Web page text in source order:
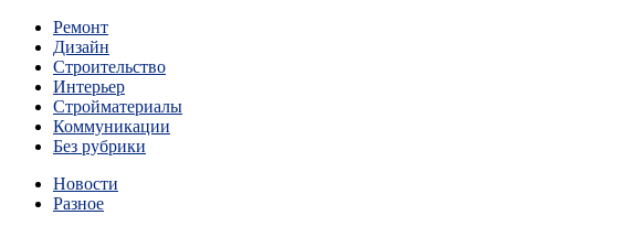
Перейти
содержимому
Ремонт
Дизайн
Строительство
Интерьер
Стройматериалы
Коммуникации
Без рубрики
Новости
Разное